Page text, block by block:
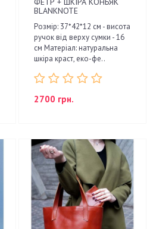
BLANKNOTE
Розмір: 37*42*12 см - висота
ручок від верху сумки - 16
см Матеріал: натуральна
шкіра краст, еко-фе..
2700 грн.